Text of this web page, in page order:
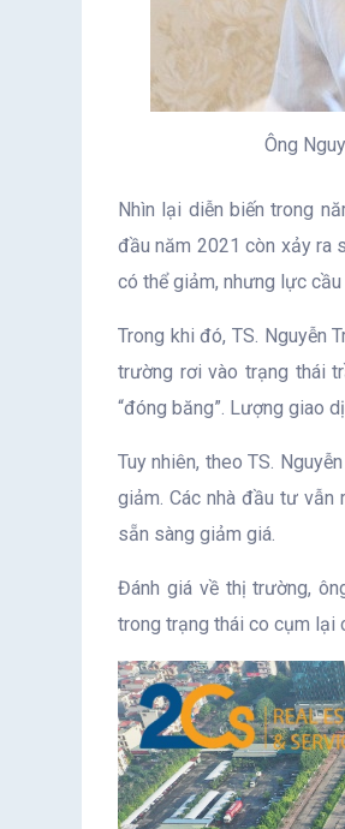
Ông
Nhìn lại diễn biến trong
đầu năm 2021 còn xảy ra
có thể giảm, nhưng lực
Trong khi đó, TS. Nguyễn
trường rơi vào trạng thái
“đóng băng”. Lượng giao
Tuy nhiên, theo TS.
giảm. Các nhà đầu tư vẫn
sẵn sàng giảm giá.
Đánh giá về thị trường,
trong trạng thái co cụm lại